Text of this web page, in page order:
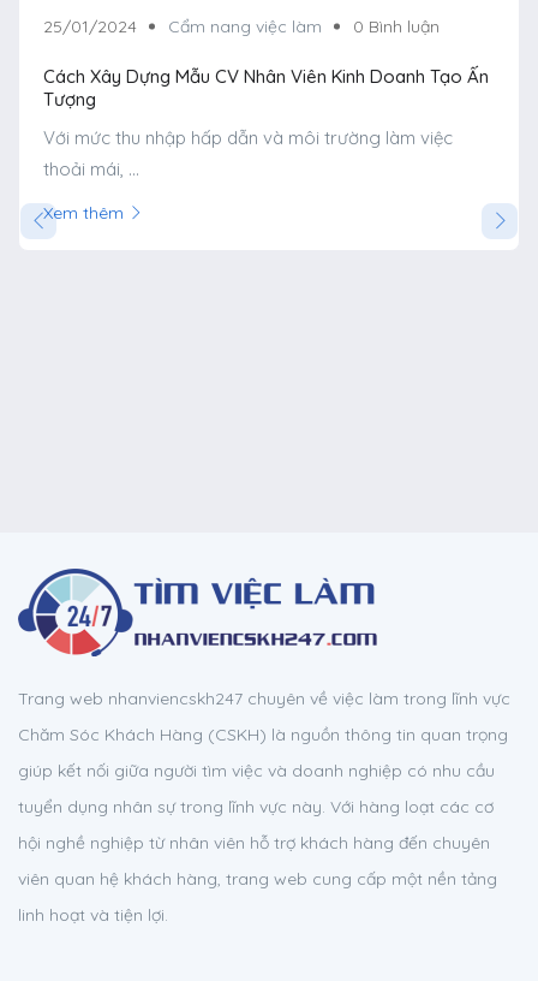
25/01/2024 Cẩm nang việc làm 0 Bình luận
Cách Xây Dựng Mẫu CV Nhân Viên Kinh Doanh Tạo Ấn
Tượng
Với mức thu nhập hấp dẫn và môi trường làm việc
thoải mái, ...
Xem thêm
Trang web nhanviencskh247 chuyên về việc làm trong lĩnh vực
Chăm Sóc Khách Hàng (CSKH) là nguồn thông tin quan trọng
giúp kết nối giữa người tìm việc và doanh nghiệp có nhu cầu
tuyển dụng nhân sự trong lĩnh vực này. Với hàng loạt các cơ
hội nghề nghiệp từ nhân viên hỗ trợ khách hàng đến chuyên
viên quan hệ khách hàng, trang web cung cấp một nền tảng
linh hoạt và tiện lợi.